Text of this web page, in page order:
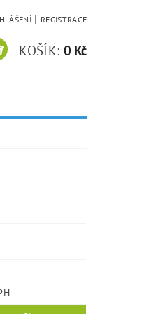
| REGISTRACE
KOŠÍK: 0 Kč